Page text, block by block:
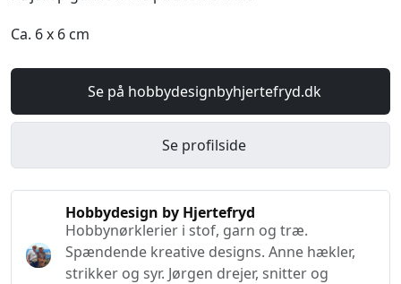
Ca. 6 x 6 cm
Se på hobbydesignbyhjertefryd.dk
Se profilside
Hobbydesign by Hjertefryd
Hobbynørklerier i stof, garn og træ.
Spændende kreative designs. Anne hækler,
strikker og syr. Jørgen drejer, snitter og